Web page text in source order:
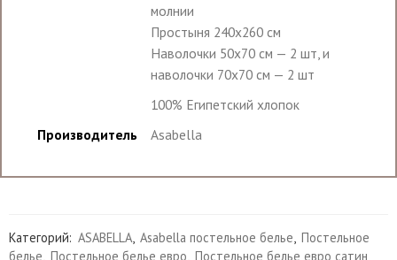
молнии
Простыня 240х260 см
Наволочки 50х70 см — 2 шт, и
наволочки 70х70 см — 2 шт
100% Египетский хлопок
Производитель
Asabella
Категорий: ASABELLA, Asabella постельное белье, Постельное
белье, Постельное белье евро, Постельное белье евро сатин